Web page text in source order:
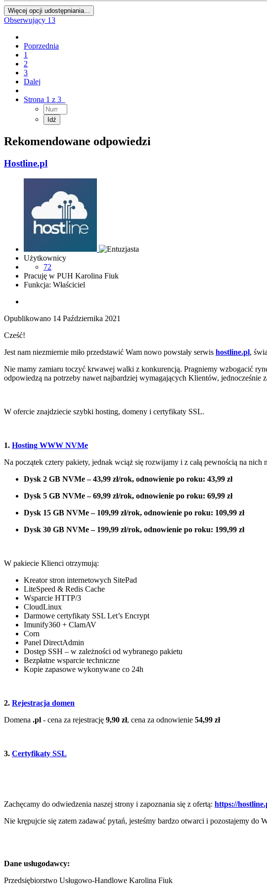
Więcej opcji udostępniania...
Obserwujący 13
Poprzednia
1
2
3
Dalej
Strona 1 z 3
Rekomendowane odpowiedzi
Hostline.pl
Użytkownicy
72
Pracuję w PUH Karolina Fiuk
Funkcja: Właściciel
Opublikowano 14 Października 2021
Cześć!
Jest nam niezmiernie miło przedstawić Wam nowo powstały serwis hostline.pl,
Nie mamy zamiaru toczyć krwawej walki z konkurencją. Pragniemy wzbogacić
odpowiedzą na potrzeby nawet najbardziej wymagających Klientów, jednocześnie
W ofercie znajdziecie szybki hosting, domeny i certyfikaty SSL.
1. Hosting WWW NVMe
Na początek cztery pakiety, jednak wciąż się rozwijamy i z całą pewnością na nich
Dysk 2 GB NVMe – 43,99 zł/rok, odnowienie po roku: 43,99 zł
Dysk 5 GB NVMe – 69,99 zł/rok, odnowienie po roku: 69,99 zł
Dysk 15 GB NVMe – 109,99 zł/rok, odnowienie po roku: 109,99 zł
Dysk 30 GB NVMe – 199,99 zł/rok, odnowienie po roku: 199,99 zł
W pakiecie Klienci otrzymują:
Kreator stron internetowych SitePad
LiteSpeed & Redis Cache
Wsparcie HTTP/3
CloudLinux
Darmowe certyfikaty SSL Let’s Encrypt
Imunify360 + ClamAV
Corn
Panel DirectAdmin
Dostęp SSH – w zależności od wybranego pakietu
Bezpłatne wsparcie techniczne
Kopie zapasowe wykonywane co 24h
2. Rejestracja domen
Domena .pl - cena za rejestrację 9,90 zł, cena za odnowienie 54,99 zł
3. Certyfikaty SSL
Zachęcamy do odwiedzenia naszej strony i zapoznania się z ofertą: https://
Nie krępujcie się zatem zadawać pytań, jesteśmy bardzo otwarci i pozostajemy do
Dane usługodawcy:
Przedsiębiorstwo Usługowo-Handlowe Karolina Fiuk